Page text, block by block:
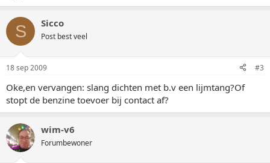
S Sicco
Post best veel
18 sep 2009 #3
Oke,en vervangen: slang dichten met b.v een lijmtang?Of
stopt de benzine toevoer bij contact af?
wim-v6
Forumbewoner